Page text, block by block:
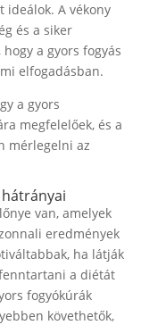
ideálok. A vékony
és a siker
a gyors fogyás
elfogadásban.
a gyors
megfelelőek, és a
mérlegelni az
van, amelyek
eredmények
ha látják
a diétát
fogyókúrák
követhetők,